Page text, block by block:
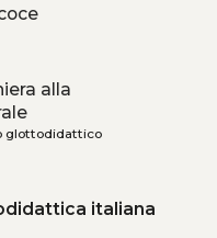
alla
glottodidattico
italiana